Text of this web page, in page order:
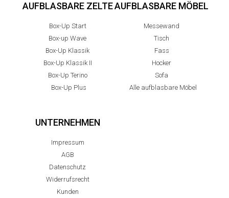
AUFBLASBARE ZELTE
Box-Up Start
Box-up Wave
Box-Up Klassik
Box-Up Klassik II
Box-Up Terino
Box-Up Plus
AUFBLASBARE MÖBEL
Messewand
Tisch
Fass
Hocker
Sofa
Alle aufblasbare Möbel
UNTERNEHMEN
Impressum
AGB
Datenschutz
Widerrufsrecht
Kunden